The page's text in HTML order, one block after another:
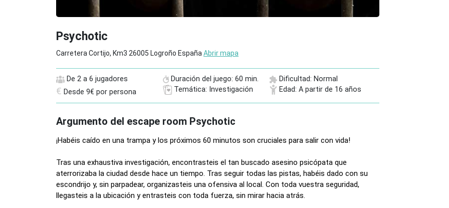
Psychotic
Carretera Cortijo, Km3 26005 Logroño EspañaAbrir mapa
De 2 a 6 jugadores Duración del juego: 60 min. Dificultad: Normal
€ Desde 9€ por persona Temática: Investigación Edad: A partir de 16 años
Argumento del escape room Psychotic
¡Habéis caído en una trampa y los próximos 60 minutos son cruciales para salir con vida!
Tras una exhaustiva investigación, encontrasteis el tan buscado asesino psicópata que
aterrorizaba la ciudad desde hace un tiempo. Tras seguir todas las pistas, habéis dado con su
escondrijo y, sin parpadear, organizasteis una ofensiva al local. Con toda vuestra seguridad,
llegasteis a la ubicación y entrasteis con toda fuerza, sin mirar hacia atrás.